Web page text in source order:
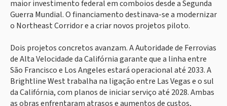
maior investimento federal em comboios desde a Segunda
Guerra Mundial. O financiamento destinava-se a modernizar
o Northeast Corridor e a criar novos projetos piloto.
Dois projetos concretos avanzam. A Autoridade de Ferrovias
de Alta Velocidade da Califórnia garante que a linha entre
São Francisco e Los Angeles estará operacional até 2033. A
Brightline West trabalha na ligação entre Las Vegas e o sul
da Califórnia, com planos de iniciar serviço até 2028. Ambas
as obras enfrentaram atrasos e aumentos de custos,